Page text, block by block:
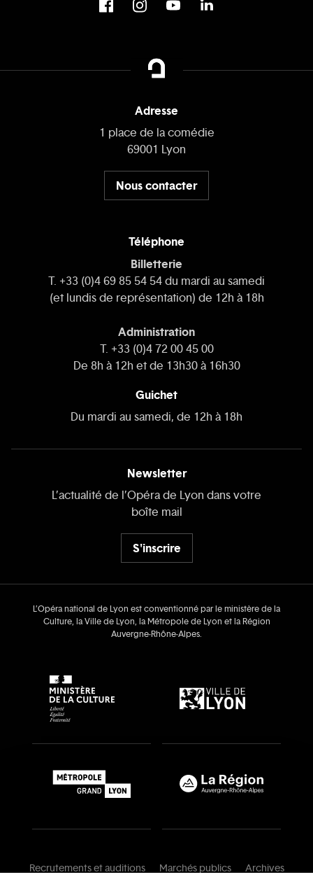
Adresse
1 place de la comédie
69001 Lyon
Nous contacter
Téléphone
Billetterie
T. +33 (0)4 69 85 54 54 du mardi au samedi
(et lundis de représentation) de 12h à 18h
Administration
T. +33 (0)4 72 00 45 00
De 8h à 12h et de 13h30 à 16h30
Guichet
Du mardi au samedi, de 12h à 18h
Newsletter
L’actualité de l’Opéra de Lyon dans votre
boîte mail
S'inscrire
L’Opéra national de Lyon est conventionné par le ministère de la
Culture, la Ville de Lyon, la Métropole de Lyon et la Région
Auvergne‑Rhône‑Alpes.
Recrutements et auditions Marchés publics
Archives